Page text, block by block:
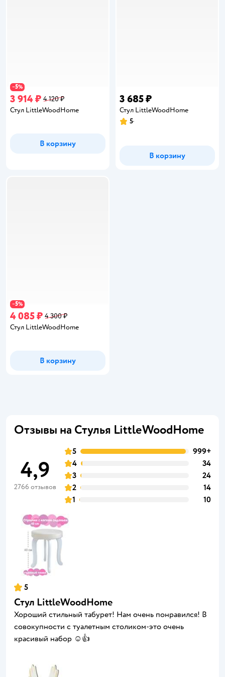
−5%
3 914 ₽ 4 120 ₽
Стул LittleWoodHome
В корзину
3 685 ₽
Стул LittleWoodHome
Рейтинг:
5
В корзину
−5%
4 085 ₽ 4 300 ₽
Стул LittleWoodHome
В корзину
Отзывы на Стулья LittleWoodHome
4,9
2766 отзывов
5
999+
4
34
3
24
2
14
1
10
5
Стул LittleWoodHome
Хороший стильный табурет! Нам очень понравился! В
совокупности с туалетным столиком-это очень
красивый набор ☺️👍